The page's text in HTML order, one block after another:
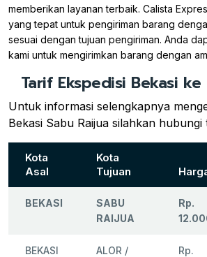
memberikan layanan terbaik. Calista
yang tepat untuk pengiriman barang
sesuai dengan tujuan pengiriman. Anda
kami untuk mengirimkan barang dengan
Tarif Ekspedisi Bekasi ke
Untuk informasi selengkapnya
Bekasi Sabu Raijua silahkan hubungi
Kota
Asal
Kota
Tujuan
BEKASI
SABU
RAIJUA
Rp.
BEKASI
ALOR /
Rp.